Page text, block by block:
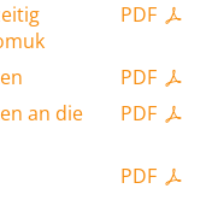
PDF
PDF
PDF
an die
PDF